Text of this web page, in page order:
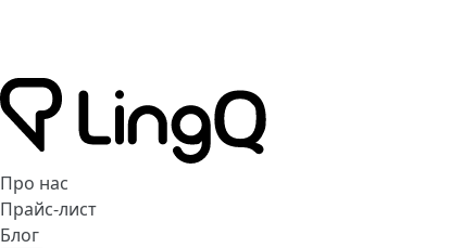
Про нас
Прайс-лист
Блог